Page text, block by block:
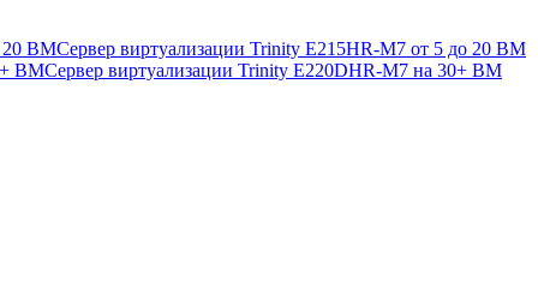
Сервер виртуализации Trinity E215HR-M7 от 5 до 20 ВМ
Сервер виртуализации Trinity E220DHR-M7 на 30+ ВМ